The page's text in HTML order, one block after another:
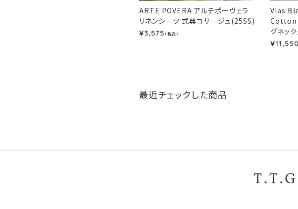
ARTE POVERA アルテポーヴェラ
リネンシーツ 式典コサージュ(25SS)
¥3,575 （税込）
Vlas
Cotton
グネッ
¥11,550
最近チェックした商品